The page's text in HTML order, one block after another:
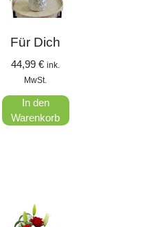
Für Dich
44,99€ ink.
MwSt.
In den
Warenkorb